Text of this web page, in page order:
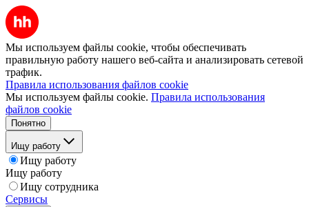
Мы используем файлы cookie, чтобы обеспечивать
правильную работу нашего веб-сайта и анализировать сетевой
трафик.
Правила использования файлов cookie
Мы используем файлы cookie. Правила использования
файлов cookie
Понятно
Ищу работу
Ищу работу
Ищу работу
Ищу сотрудника
Сервисы